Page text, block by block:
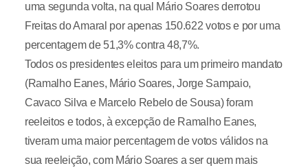
uma segunda volta, na qual Mário Soares derrotou
Freitas do Amaral por apenas 150.622 votos e por uma
percentagem de 51,3% contra 48,7%.
Todos os presidentes eleitos para um primeiro mandato
(Ramalho Eanes, Mário Soares, Jorge Sampaio,
Cavaco Silva e Marcelo Rebelo de Sousa) foram
reeleitos e todos, à excepção de Ramalho Eanes,
tiveram uma maior percentagem de votos válidos na
sua reeleição, com Mário Soares a ser quem mais